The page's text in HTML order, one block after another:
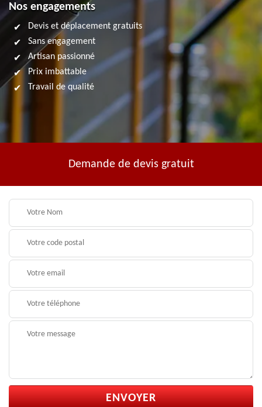
Nos engagements
Devis et déplacement gratuits
Sans engagement
Artisan passionné
Prix imbattable
Travail de qualité
Demande de devis gratuit